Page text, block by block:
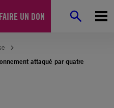
FAIRE UN DON
attaqué par quatre